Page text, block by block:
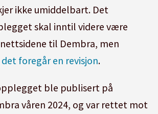
ikke umiddelbart. Det
skal inntil videre være
til Dembra, men
foregår en revisjon.
ble publisert på
våren 2024, og var rettet mot